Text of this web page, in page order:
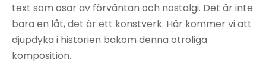
text som osar av förväntan och nostalgi. Det är inte
bara en låt, det är ett konstverk. Här kommer vi att
djupdyka i historien bakom denna otroliga
komposition.